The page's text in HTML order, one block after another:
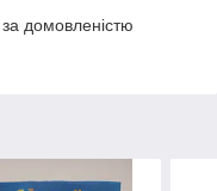
домовленістю